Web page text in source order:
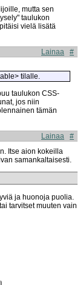
mutta sen
taulukon
vielä lisätä
Lainaa #
tilalle.
taulukon CSS-
jos niin
tämän
Lainaa
#
Itse aion kokeilla
samankaltaisesti.
ja huonoja puolia.
tarvitset muuten vain